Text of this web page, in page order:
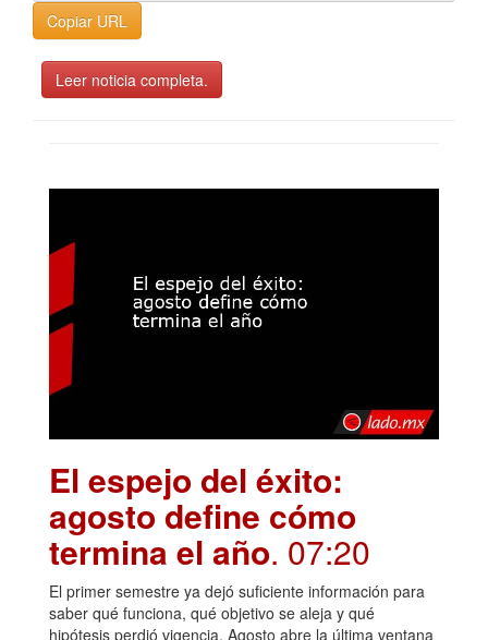
Copiar URL
Leer noticia completa.
El espejo del éxito:
agosto define cómo
termina el año. 07:20
El primer semestre ya dejó suficiente información para
saber qué funciona, qué objetivo se aleja y qué
hipótesis perdió vigencia. Agosto abre la última ventana